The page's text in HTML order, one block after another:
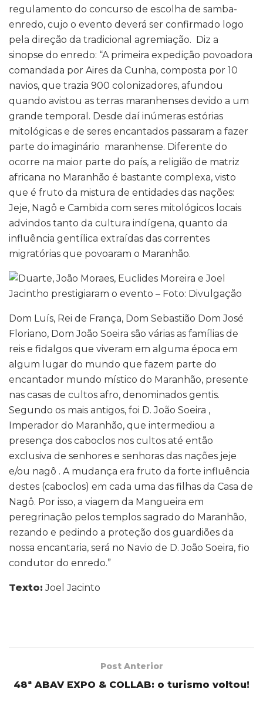
regulamento do concurso de escolha de samba-
enredo, cujo o evento deverá ser confirmado logo
pela direção da tradicional agremiação. Diz a
sinopse do enredo: “A primeira expedição povoadora
comandada por Aires da Cunha, composta por 10
navios, que trazia 900 colonizadores, afundou
quando avistou as terras maranhenses devido a um
grande temporal. Desde daí inúmeras estórias
mitológicas e de seres encantados passaram a fazer
parte do imaginário maranhense. Diferente do
ocorre na maior parte do país, a religião de matriz
africana no Maranhão é bastante complexa, visto
que é fruto da mistura de entidades das nações:
Jeje, Nagô e Cambida com seres mitológicos locais
advindos tanto da cultura indígena, quanto da
influência gentílica extraídas das correntes
migratórias que povoaram o Maranhão.
Dom Luís, Rei de França, Dom Sebastião Dom José
Floriano, Dom João Soeira são várias as famílias de
reis e fidalgos que viveram em alguma época em
algum lugar do mundo que fazem parte do
encantador mundo místico do Maranhão, presente
nas casas de cultos afro, denominados gentis.
Segundo os mais antigos, foi D. João Soeira ,
Imperador do Maranhão, que intermediou a
presença dos caboclos nos cultos até então
exclusiva de senhores e senhoras das nações jeje
e/ou nagô . A mudança era fruto da forte influência
destes (caboclos) em cada uma das filhas da Casa de
Nagô. Por isso, a viagem da Mangueira em
peregrinação pelos templos sagrado do Maranhão,
rezando e pedindo a proteção dos guardiões da
nossa encantaria, será no Navio de D. João Soeira, fio
condutor do enredo.”
Texto: Joel Jacinto
Post Anterior
48ª ABAV EXPO & COLLAB: o turismo voltou!